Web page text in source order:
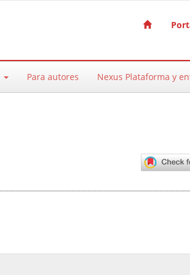
Para autores Nexus Plataforma y